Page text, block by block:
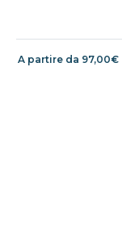
A partire da 97,00€